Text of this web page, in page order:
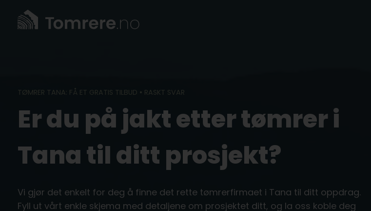
content
TØMRER TANA: FÅ ET GRATIS TILBUD • RASKT SVAR
Er du på jakt etter tømrer i
Tana til ditt prosjekt?
Vi gjør det enkelt for deg å finne det rette tømrerfirmaet i Tana til ditt oppdrag.
Fyll ut vårt enkle skjema med detaljene om prosjektet ditt, og la oss koble deg